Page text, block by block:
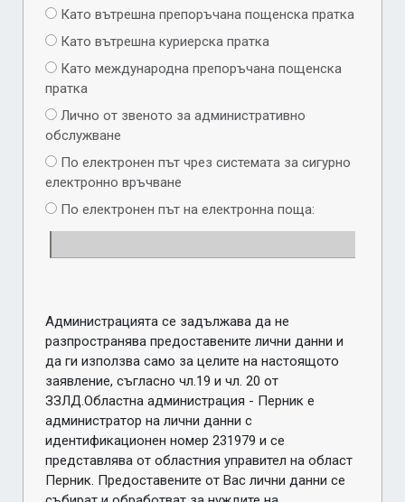
Като вътрешна препоръчана пощенска пратка
Като вътрешна куриерска пратка
Като международна препоръчана пощенска
пратка
Лично от звеното за административно
обслужване
По електронен път чрез системата за сигурно
електронно връчване
По електронен път на електронна поща:
Администрацията се задължава да не
разпространява предоставените лични данни и
да ги използва само за целите на настоящото
заявление, съгласно чл.19 и чл. 20 от
ЗЗЛД.Областна администрация - Перник е
администратор на лични данни с
идентификационен номер 231979 и се
представлява от областния управител на област
Перник. Предоставените от Вас лични данни се